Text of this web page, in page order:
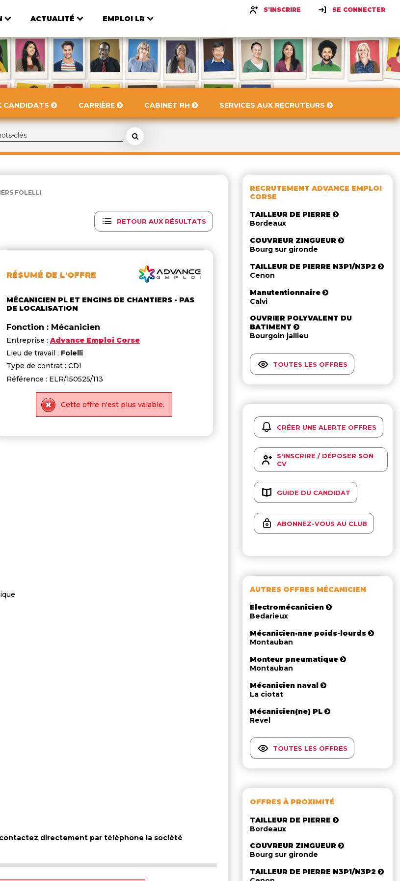
ACTUALITÉ EMPLOI LR
S'INSCRIRE SE CONNECTER
CANDIDATS CARRIÈRE CABINET RH SERVICES AUX RECRUTEURS
FOLELLI
RETOUR AUX RÉSULTATS
RÉSUMÉ DE L'OFFRE
MÉCANICIEN PL ET ENGINS DE CHANTIERS - PAS
DE LOCALISATION
Fonction : Mécanicien
Entreprise : Advance Emploi Corse
Lieu de travail : Folelli
Type de contrat : CDI
Référence : ELR/150525/113
Cette offre n'est plus valable.
directement par téléphone la société
RECRUTEMENT ADVANCE EMPLOI
CORSE
TAILLEUR DE PIERRE
Bordeaux
COUVREUR ZINGUEUR
Bourg sur gironde
TAILLEUR DE PIERRE N3P1/N3P2
Cenon
Manutentionnaire
Calvi
OUVRIER POLYVALENT DU
BATIMENT
Bourgoin jallieu
TOUTES LES OFFRES
CRÉER UNE ALERTE OFFRES
S'INSCRIRE / DÉPOSER SON
CV
GUIDE DU CANDIDAT
ABONNEZ-VOUS AU CLUB
AUTRES OFFRES MÉCANICIEN
Electromécanicien
Bedarieux
Mécanicien·nne poids-lourds
Montauban
Monteur pneumatique
Montauban
Mécanicien naval
La ciotat
Mécanicien(ne) PL
Revel
TOUTES LES OFFRES
OFFRES À PROXIMITÉ
TAILLEUR DE PIERRE
Bordeaux
COUVREUR ZINGUEUR
Bourg sur gironde
TAILLEUR DE PIERRE N3P1/N3P2